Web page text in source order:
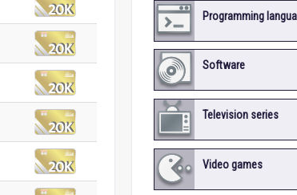
Programming
Software
Television series
Video games